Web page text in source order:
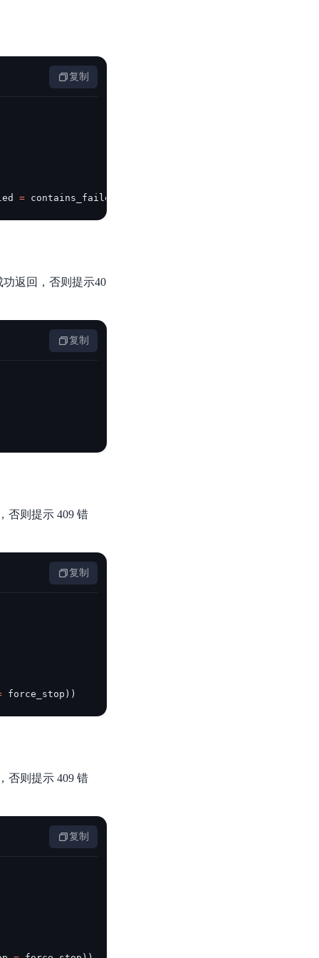
复制
= contains_failed
返回，否则提示40
复制
否则提示 409 错
复制
force_stop ) )
否则提示 409 错
复制